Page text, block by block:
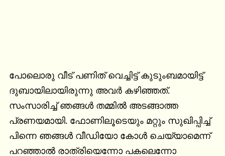
പോലൊരു വീട് പണിത് വെച്ചിട്ട് കുടുംബമായിട്ട്
ദുബായിലായിരുന്നു അവര്‍ കഴിഞ്ഞത്.
സംസാരിച്ച് ഞങ്ങള്‍ തമ്മില്‍ അടങ്ങാത്ത
പ്രണയമായി. ഫോണിലൂടെയും മറ്റും സുഖിപ്പിച്ച്
പിന്നെ ഞങ്ങള്‍ വീഡിയോ കോള്‍ ചെയ്യാമെന്ന്
പറഞ്ഞാല്‍ രാത്രിയെന്നോ പകലെന്നോ